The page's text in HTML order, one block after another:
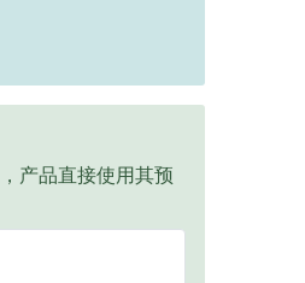
产品直接使用其预